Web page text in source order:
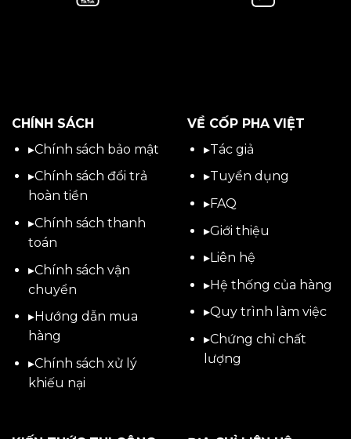
CHÍNH SÁCH
▸Chính sách bảo mật
▸Chính sách đổi trả
hoàn tiền
▸Chính sách thanh
toán
▸Chính sách vận
chuyển
▸Hướng dẫn mua
hàng
▸Chính sách xử lý
khiếu nại
VỀ CỐP PHA VIỆT
▸Tác giả
▸Tuyển dụng
▸FAQ
▸Giới thiệu
▸Liên hệ
▸Hệ thống của hàng
▸Quy trình làm việc
▸Chứng chỉ chất
lượng